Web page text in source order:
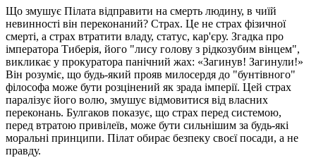
Що змушує Пілата відправити на смерть людину, в чиїй
невинності він переконаний? Страх. Це не страх фізичної
смерті, а страх втратити владу, статус, кар'єру. Згадка про
імператора Тиберія, його "лису голову з рідкозубим вінцем",
викликає у прокуратора панічний жах: «Загинув! Загинули!»
Він розуміє, що будь-який прояв милосердя до "бунтівного"
філософа може бути розцінений як зрада імперії. Цей страх
паралізує його волю, змушує відмовитися від власних
переконань. Булгаков показує, що страх перед системою,
перед втратою привілеїв, може бути сильнішим за будь-які
моральні принципи. Пілат обирає безпеку своєї посади, а не
правду.